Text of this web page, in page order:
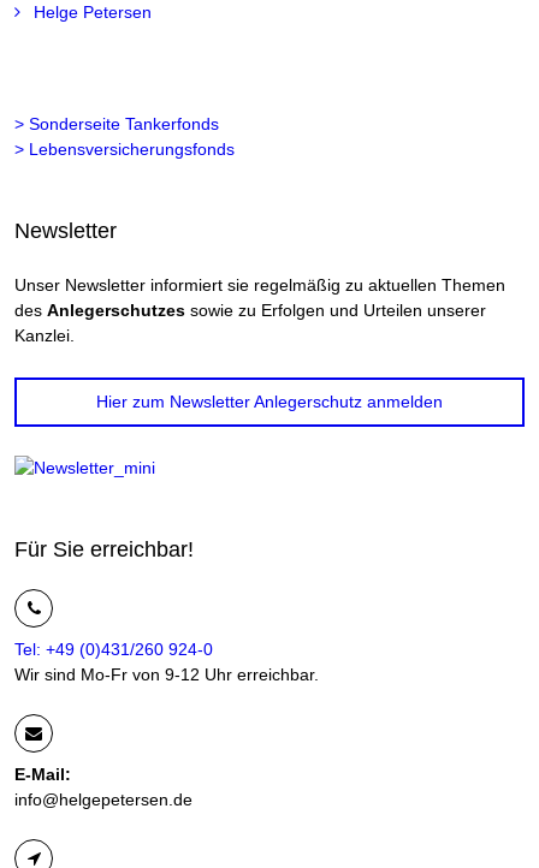
Helge Petersen
> Sonderseite Tankerfonds
> Lebensversicherungsfonds
Newsletter
Unser Newsletter informiert sie regelmäßig zu aktuellen Themen
desAnlegerschutzes sowie zu Erfolgen und Urteilen unserer
Kanzlei.
Hier zum Newsletter Anlegerschutz anmelden
Für Sie erreichbar!
Tel: +49 (0)431/260 924-0
Wir sind Mo-Fr von 9-12 Uhr erreichbar.
E-Mail:
info@helgepetersen.de